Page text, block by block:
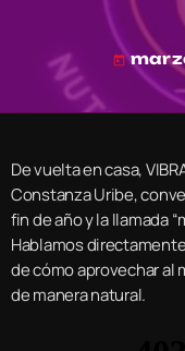
today
De vuelta en casa,
Constanza Uribe,
fin de año y la llamada
Hablamos
de cómo aprovechar al
de manera natural.